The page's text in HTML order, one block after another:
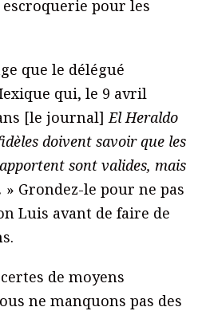
pour les
que le délégué
qui, le 9 avril
[le journal]El Heraldo
doivent savoir que les
sont valides, mais
» Grondez-le pour ne pas
Luis avant de faire de
de moyens
ne manquons pas des